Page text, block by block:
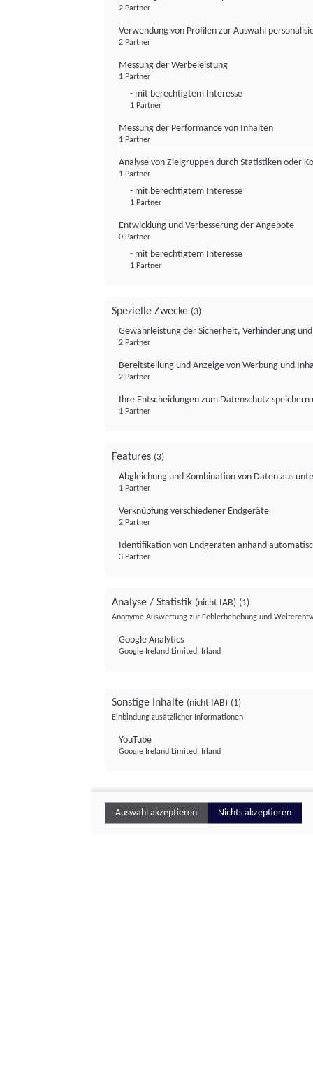
2 Partner
Verwendung von Profilen zur Auswahl
2 Partner
Messung der Werbeleistung
1 Partner
- mit berechtigtem Interesse
1 Partner
Messung der Performance von Inhalten
1 Partner
Analyse von Zielgruppen durch Statistiken oder
1 Partner
- mit berechtigtem Interesse
1 Partner
Entwicklung und Verbesserung der Angebote
0 Partner
- mit berechtigtem Interesse
1 Partner
Spezielle Zwecke (3)
Gewährleistung der Sicherheit, Verhinderung
2 Partner
Bereitstellung und Anzeige von Werbung und
2 Partner
Ihre Entscheidungen zum Datenschutz
1 Partner
Features (3)
Abgleichung und Kombination von Daten aus
1 Partner
Verknüpfung verschiedener Endgeräte
2 Partner
Identifikation von Endgeräten anhand
3 Partner
Analyse / Statistik (nicht IAB) (1)
Anonyme Auswertung zur Fehlerbehebung und
Google Analytics
Google Ireland Limited, Irland
Sonstige Inhalte (nicht IAB) (1)
Einbindung zusätzlicher Informationen
YouTube
Google Ireland Limited, Irland
Auswahl akzeptieren Nichts akzeptieren